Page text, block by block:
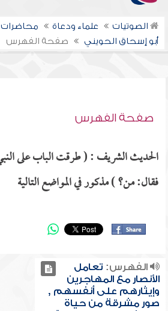
الصوتيات علماء ودعاة
أبو إسحاق الحويني
صفحة الفهرس
صفحة الفهرس
الحديث الشريف : ( طرقت الباب على
فقال: من؟ ) مذكور في المواضع التالية
الفهرس: تعامل
الأنصار مع المهاجرين
وإيثارهم على أنفسهم ,
صور مشرقة من حياة